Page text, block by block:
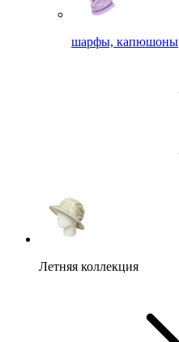
шарфы, капюшоны
Летняя коллекция